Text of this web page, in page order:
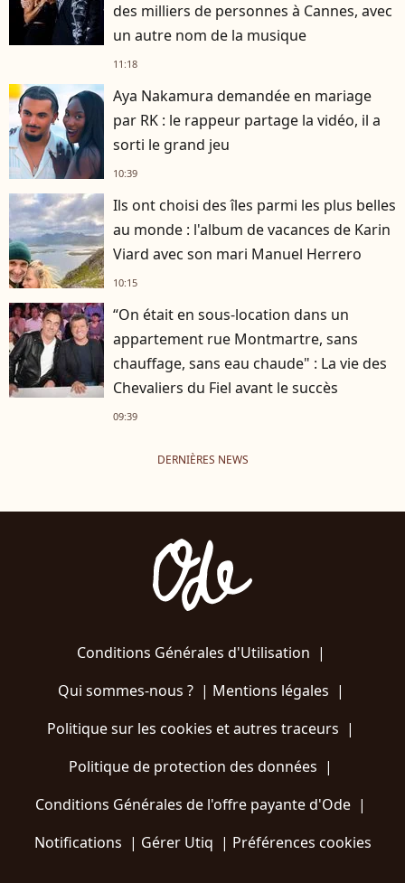
des milliers de personnes à Cannes, avec
un autre nom de la musique
11:18
Aya Nakamura demandée en mariage
par RK : le rappeur partage la vidéo, il a
sorti le grand jeu
10:39
Ils ont choisi des îles parmi les plus belles
au monde : l'album de vacances de Karin
Viard avec son mari Manuel Herrero
10:15
“On était en sous-location dans un
appartement rue Montmartre, sans
chauffage, sans eau chaude" : La vie des
Chevaliers du Fiel avant le succès
09:39
DERNIÈRES NEWS
Conditions Générales d'Utilisation |
Qui sommes-nous ?| Mentions légales |
Politique sur les cookies et autres traceurs |
Politique de protection des données |
Conditions Générales de l'offre payante d'Ode |
Notifications | Gérer Utiq | Préférences cookies